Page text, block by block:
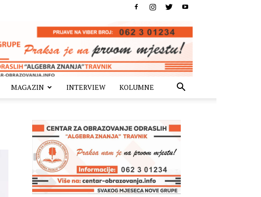
MAGAZIN INTERVIEW KOLUMNE